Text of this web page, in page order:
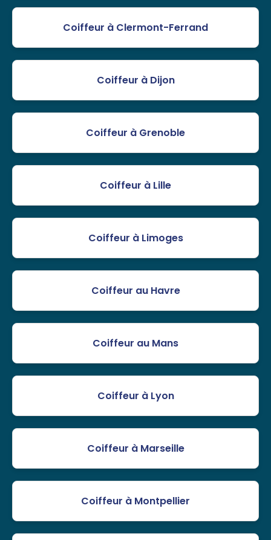
Coiffeur à Clermont-Ferrand
Coiffeur à Dijon
Coiffeur à Grenoble
Coiffeur à Lille
Coiffeur à Limoges
Coiffeur au Havre
Coiffeur au Mans
Coiffeur à Lyon
Coiffeur à Marseille
Coiffeur à Montpellier